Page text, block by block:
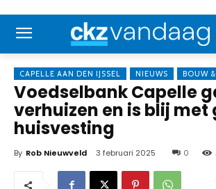
CAPELLE AAN DEN IJSSEL NIEUWS BOUW
Voedselbank Capelle
verhuizen en is blij met
huisvesting
By Rob Nieuwveld 3 februari 2025 0